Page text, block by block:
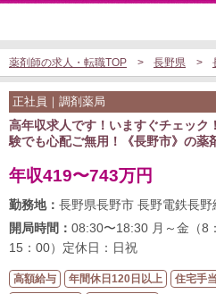
薬剤師の求人・転職TOP 長野県
正社員｜調剤薬局
高年収求人です！いますぐチェック
験でも心配ご無用！《長野市》の薬
年収419〜743万円
勤務地： 長野県長野市 長野電鉄長
開局時間： 08:30〜18:30 月～金（
15：00）定休日：日祝
高額給与 年間休日120日以上 住宅手